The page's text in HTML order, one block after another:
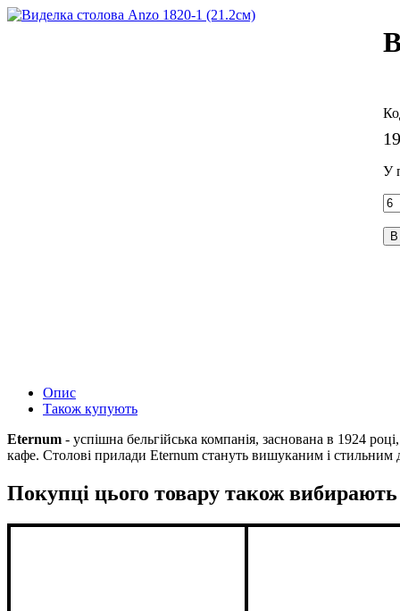
У
Опис
Також купують
Eternum - успішна бельгійська компанія, заснована в 1924
кафе. Столові прилади Eternum стануть вишуканим і стильним
Покупці цього товару також вибирають